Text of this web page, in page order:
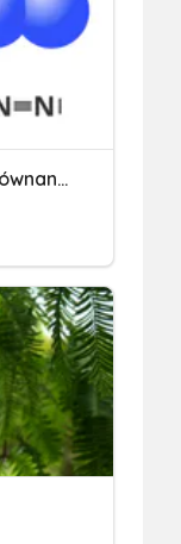
Łączenie Się Atomów. Równania Reakcji Chemicznych